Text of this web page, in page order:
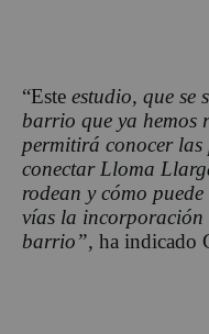
“Este estudio, que se
barrio que ya hemos
permitirá conocer las
conectar Lloma
rodean y cómo
vías la incorporación
barrio”, ha indicado